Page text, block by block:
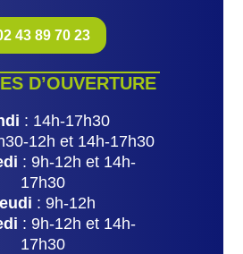
43 89 70 23
D’OUVERTURE
: 14h-17h30
12h et 14h-17h30
: 9h-12h et 14h-
17h30
: 9h-12h
: 9h-12h et 14h-
17h30